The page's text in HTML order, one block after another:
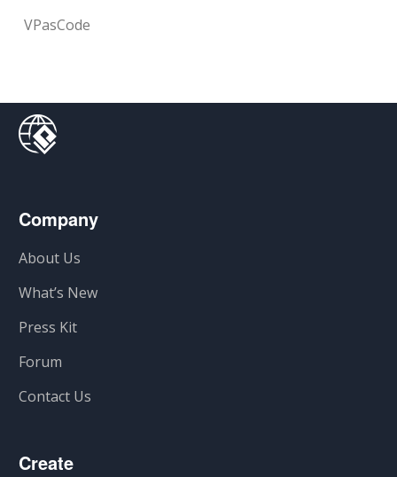
VPasCode
Company
About Us
What’s New
Press Kit
Forum
Contact Us
Create